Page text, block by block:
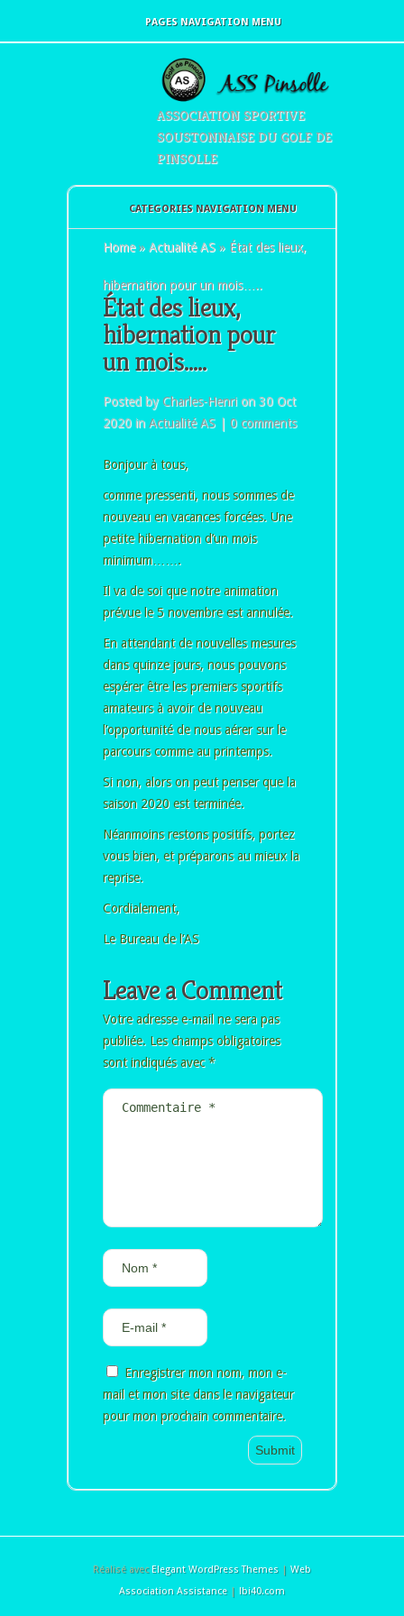
PAGES NAVIGATION MENU
ASSOCIATION SPORTIVE
SOUSTONNAISE DU GOLF DE
PINSOLLE
CATEGORIES NAVIGATION MENU
Home » Actualité AS » État des lieux,
hibernation pour un mois…..
État des lieux,
hibernation pour
un mois…..
Posted byCharles-Henrion 30 Oct
2020 inActualité AS| 0 comments
Bonjour à tous,
comme pressenti, nous sommes de
nouveau en vacances forcées. Une
petite hibernation d’un mois
minimum…….
Il va de soi que notre animation
prévue le 5 novembre est annulée.
En attendant de nouvelles mesures
dans quinze jours, nous pouvons
espérer être les premiers sportifs
amateurs à avoir de nouveau
l’opportunité de nous aérer sur le
parcours comme au printemps.
Si non, alors on peut penser que la
saison 2020 est terminée.
Néanmoins restons positifs, portez
vous bien, et préparons au mieux la
reprise.
Cordialement,
Le Bureau de l’AS
Leave a Comment
Votre adresse e-mail ne sera pas
publiée. Les champs obligatoires
sont indiqués avec*
Enregistrer mon nom, mon e-
mail et mon site dans le navigateur
pour mon prochain commentaire.
Réalisé avecElegant WordPress Themes | Web
Association Assistance| lbi40.com